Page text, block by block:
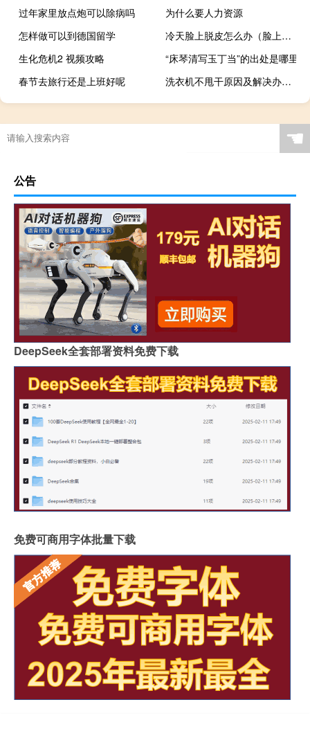
过年家里放点炮可以除病吗
为什么要人力资源
怎样做可以到德国留学
冷天脸上脱皮怎么办（脸上脱皮怎么办）
生化危机2 视频攻略
“床琴清写玉丁当”的出处是哪里
春节去旅行还是上班好呢
洗衣机不甩干原因及解决办法（洗衣机不甩干）
☚
公告
DeepSeek全套部署资料免费下载
免费可商用字体批量下载